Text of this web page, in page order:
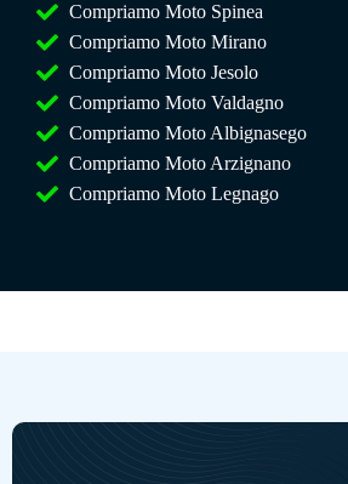
Compriamo Moto Spinea
Compriamo Moto Mirano
Compriamo Moto Jesolo
Compriamo Moto Valdagno
Compriamo Moto Albignasego
Compriamo Moto Arzignano
Compriamo Moto Legnago